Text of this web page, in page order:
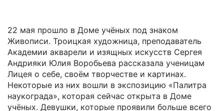
22 мая прошло в Доме учёных под знаком
Живописи. Троицкая художница, преподаватель
Академии акварели и изящных искусств Сергея
Андрияки Юлия Воробьева рассказала ученицам
Лицея о себе, своём творчестве и картинах.
Некоторые из них вошли в экспозицию «Палитра
наукограда», которая сейчас открыта в Доме
учёных. Девушки, которые проявили больше всего